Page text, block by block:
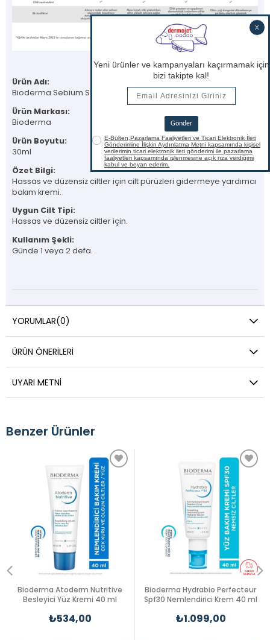
Ürün Adı:
Bioderma Sebium Sensitive Krem 30ml.
Ürün Markası:
Bioderma
Ürün Boyutu:
30ml
Özet Bilgi:
Hassas ve düzensiz ciltler için cilt pürüzleri gidermeye yardımcı
bakım kremi.
Uygun Cilt Tipi:
Hassas ve düzensiz ciltler için.
Kullanım Şekli:
Günde 1 veya 2 defa.
YORUMLAR(0)
ÜRÜN ÖNERILERI
UYARI METNI
Benzer Ürünler
Bioderma Atoderm Nutritive
Besleyici Yüz Kremi 40 ml
₺534,00
Bioderma Hydrabio Perfecteur
Spf30 Nemlendirici Krem 40 ml
₺1.099,00